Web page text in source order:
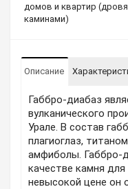
домов и квартир
каминами)
Описание
Габбро-диабаз
вулканического
Урале. В состав
плагиоглаз,
амфиболы. Габбро-
качестве камня
невысокой цене он